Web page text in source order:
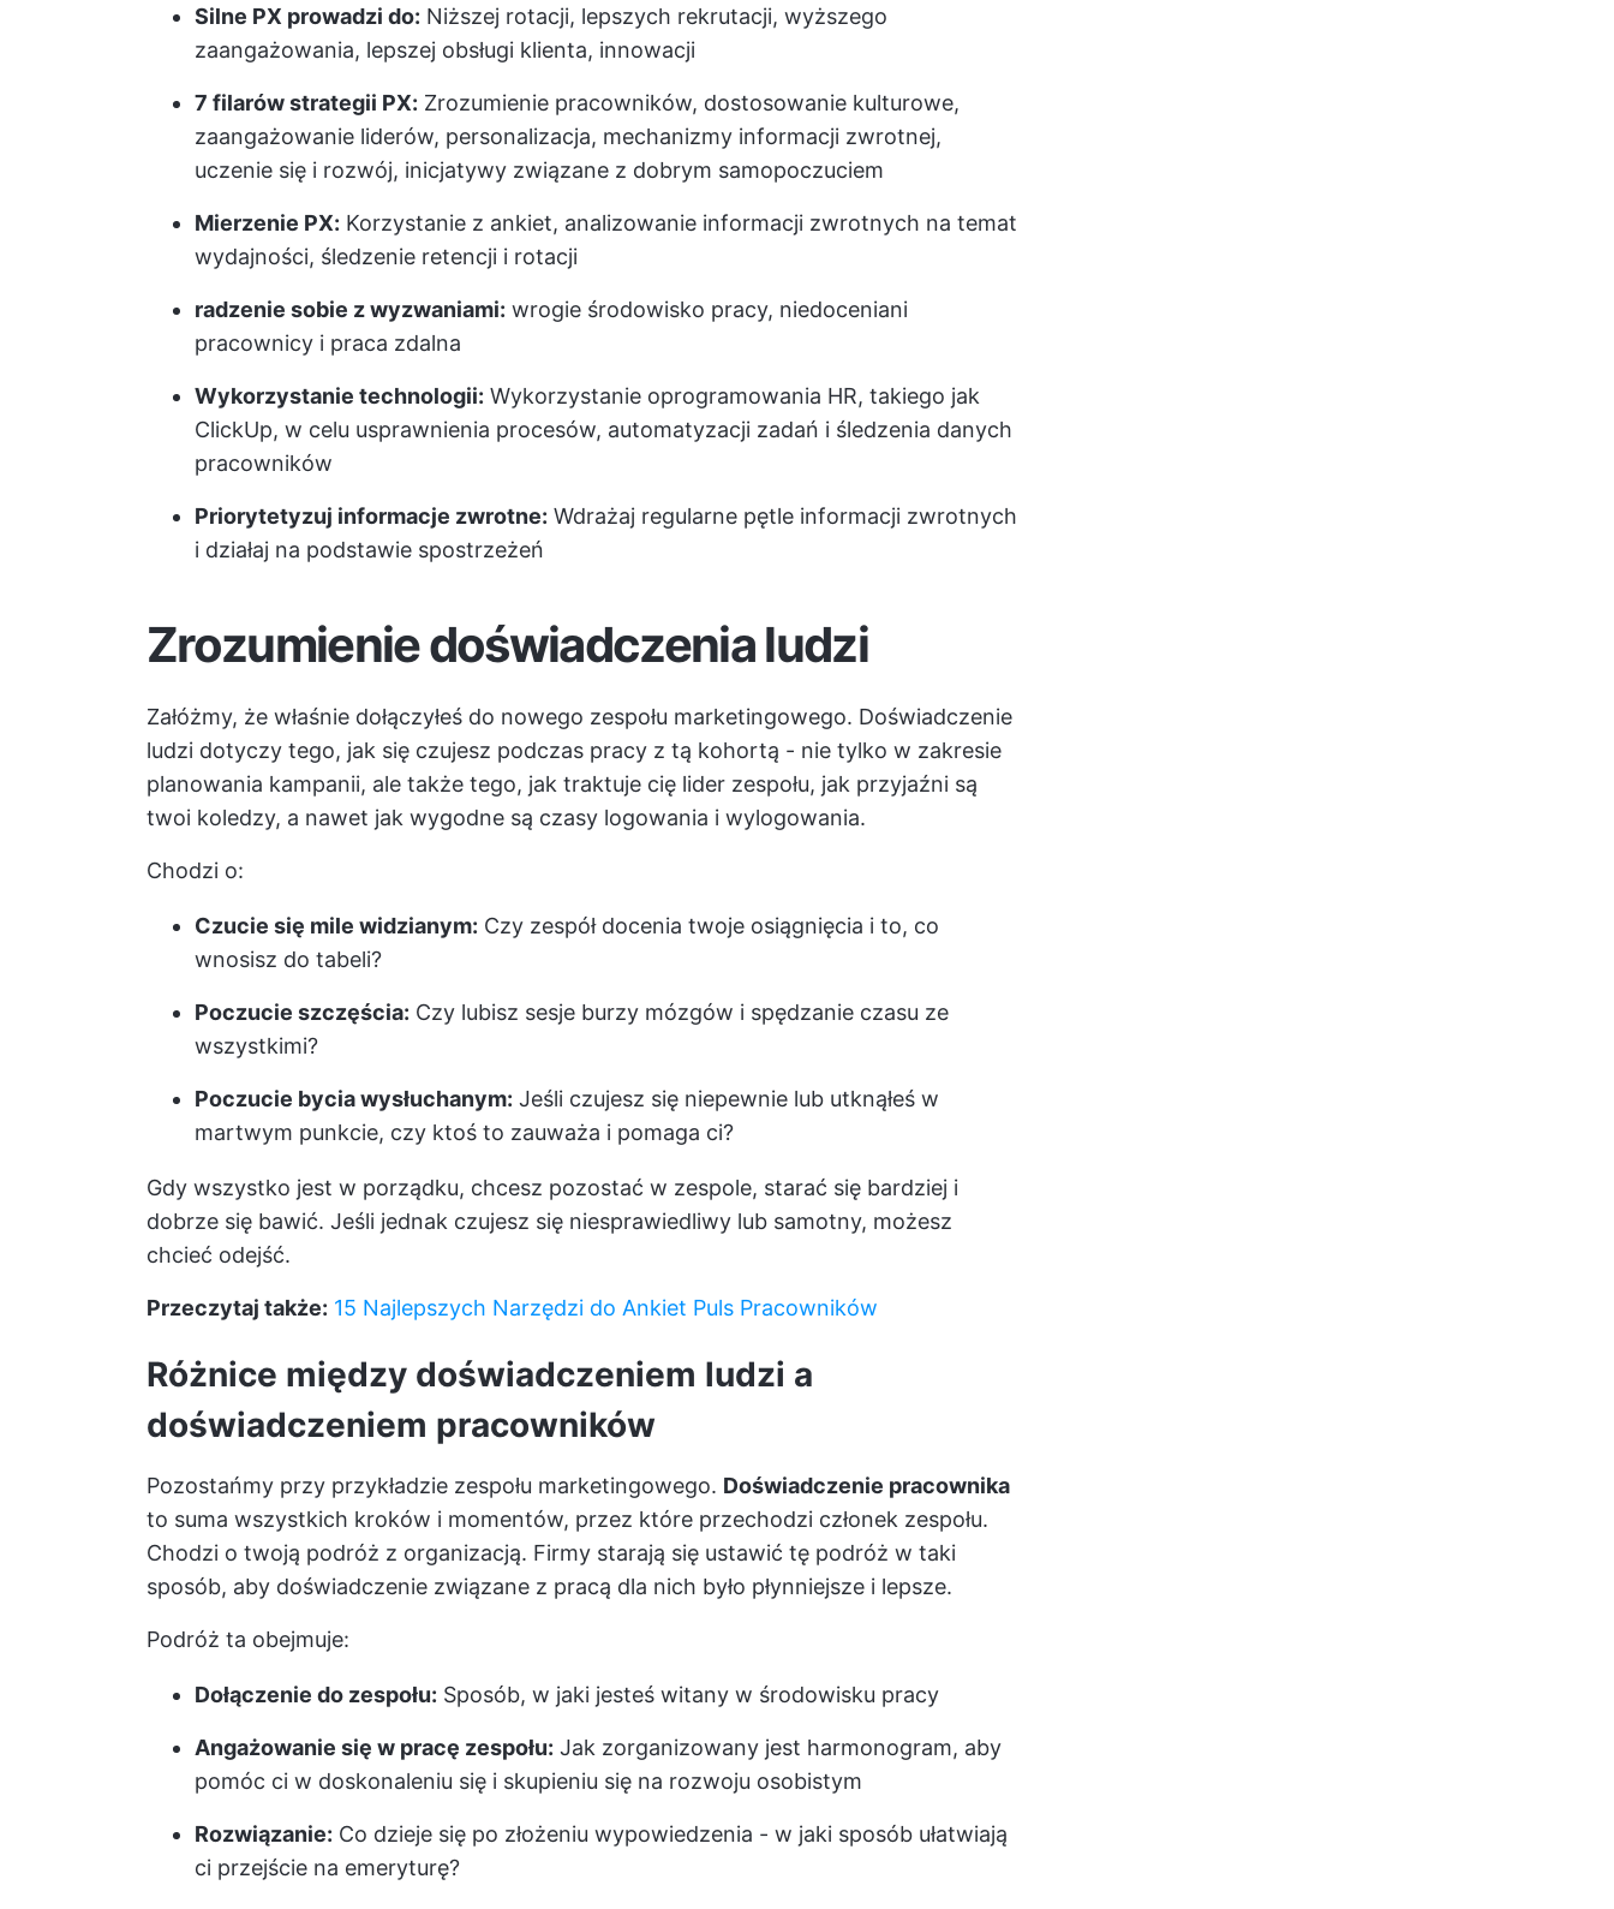
Silne PX prowadzi do: Niższej rotacji, lepszych rekrutacji, wyższego
zaangażowania, lepszej obsługi klienta, innowacji
7 filarów strategii PX: Zrozumienie pracowników, dostosowanie kulturowe,
zaangażowanie liderów, personalizacja, mechanizmy informacji zwrotnej,
uczenie się i rozwój, inicjatywy związane z dobrym samopoczuciem
Mierzenie PX: Korzystanie z ankiet, analizowanie informacji zwrotnych na temat
wydajności, śledzenie retencji i rotacji
radzenie sobie z wyzwaniami: wrogie środowisko pracy, niedoceniani
pracownicy i praca zdalna
Wykorzystanie technologii: Wykorzystanie oprogramowania HR, takiego jak
ClickUp, w celu usprawnienia procesów, automatyzacji zadań i śledzenia danych
pracowników
Priorytetyzuj informacje zwrotne: Wdrażaj regularne pętle informacji zwrotnych
i działaj na podstawie spostrzeżeń
Zrozumienie doświadczenia ludzi
Załóżmy, że właśnie dołączyłeś do nowego zespołu marketingowego. Doświadczenie
ludzi dotyczy tego, jak się czujesz podczas pracy z tą kohortą - nie tylko w zakresie
planowania kampanii, ale także tego, jak traktuje cię lider zespołu, jak przyjaźni są
twoi koledzy, a nawet jak wygodne są czasy logowania i wylogowania.
Chodzi o:
Czucie się mile widzianym: Czy zespół docenia twoje osiągnięcia i to, co
wnosisz do tabeli?
Poczucie szczęścia: Czy lubisz sesje burzy mózgów i spędzanie czasu ze
wszystkimi?
Poczucie bycia wysłuchanym: Jeśli czujesz się niepewnie lub utknąłeś w
martwym punkcie, czy ktoś to zauważa i pomaga ci?
Gdy wszystko jest w porządku, chcesz pozostać w zespole, starać się bardziej i
dobrze się bawić. Jeśli jednak czujesz się niesprawiedliwy lub samotny, możesz
chcieć odejść.
Przeczytaj także: 15 Najlepszych Narzędzi do Ankiet Puls Pracowników
Różnice między doświadczeniem ludzi a
doświadczeniem pracowników
Pozostańmy przy przykładzie zespołu marketingowego. Doświadczenie pracownika
to suma wszystkich kroków i momentów, przez które przechodzi członek zespołu.
Chodzi o twoją podróż z organizacją. Firmy starają się ustawić tę podróż w taki
sposób, aby doświadczenie związane z pracą dla nich było płynniejsze i lepsze.
Podróż ta obejmuje:
Dołączenie do zespołu: Sposób, w jaki jesteś witany w środowisku pracy
Angażowanie się w pracę zespołu: Jak zorganizowany jest harmonogram, aby
pomóc ci w doskonaleniu się i skupieniu się na rozwoju osobistym
Rozwiązanie: Co dzieje się po złożeniu wypowiedzenia - w jaki sposób ułatwiają
ci przejście na emeryturę?